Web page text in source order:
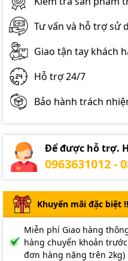
Tư vấn và hỗ trợ sử
Giao tận tay khách
Hỗ trợ 24/7
Bảo hành trách
Để được hỗ trợ.
0963631012 -
Khuyến mãi đặc biệt
Miễn phí Giao hàng
hàng chuyển khoản
đơn hàng nặng trên 2kg)